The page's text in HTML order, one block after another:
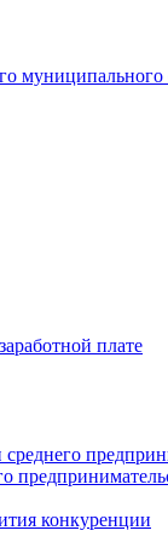
плате
конкуренции